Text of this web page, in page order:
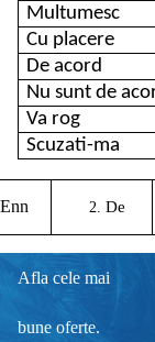
Multumesc
Cu placere
De acord
Nu sunt de
Va rog
Scuzati-ma
Enn De
Afla cele mai
bune oferte.